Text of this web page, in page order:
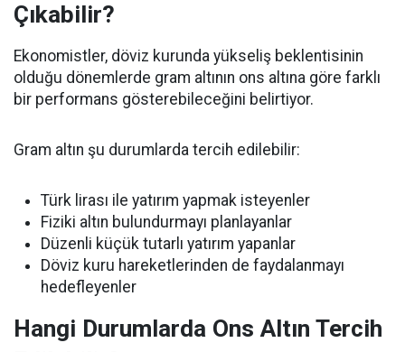
Çıkabilir?
Ekonomistler, döviz kurunda yükseliş beklentisinin
olduğu dönemlerde gram altının ons altına göre farklı
bir performans gösterebileceğini belirtiyor.
Gram altın şu durumlarda tercih edilebilir:
Türk lirası ile yatırım yapmak isteyenler
Fiziki altın bulundurmayı planlayanlar
Düzenli küçük tutarlı yatırım yapanlar
Döviz kuru hareketlerinden de faydalanmayı
hedefleyenler
Hangi Durumlarda Ons Altın Tercih